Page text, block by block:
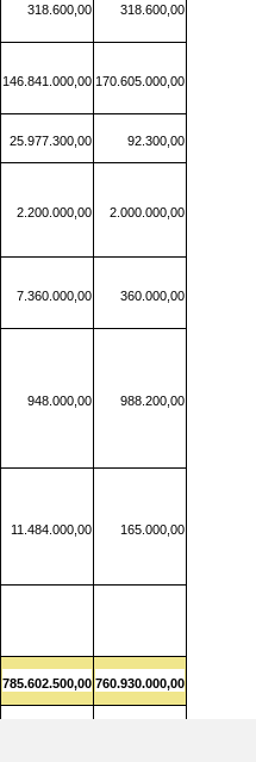
318.600,00 318.600,00
146.841.000,00 170.605.000,00
25.977.300,00 92.300,00
2.200.000,00 2.000.000,00
7.360.000,00 360.000,00
948.000,00 988.200,00
11.484.000,00 165.000,00
785.602.500,00 760.930.000,00